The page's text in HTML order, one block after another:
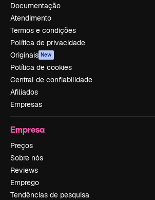
Documentação
Atendimento
Termos e condições
Política de privacidade
Originais New
Política de cookies
Central de confiabilidade
Afiliados
Empresas
Empresa
Preços
Sobre nós
Reviews
Emprego
Tendências de pesquisa